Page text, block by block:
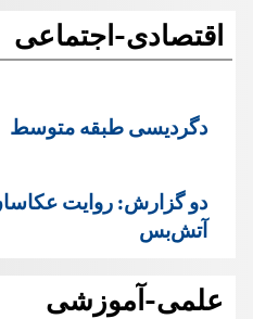
اقتصادی-اجتماعی
دگردیسی طبقه متوسط
دو گزارش: روایت
آتش‌بس
علمی-آموزشی